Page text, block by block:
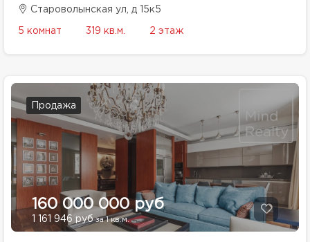
Староволынская ул, д 15к5
5 комнат 319 кв.м. 2 этаж
Продажа
160 000 000 руб
1 161 946 рубза 1 кв.м.